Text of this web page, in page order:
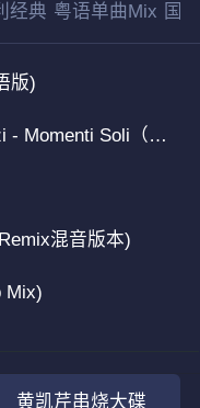
经典 粤语单曲Mix 国
版)
意大利经典歌曲-Paolo Meneguzzi - Momenti Soli（听了会上瘾的音乐Djwr.com）
混音版本)
Mix)